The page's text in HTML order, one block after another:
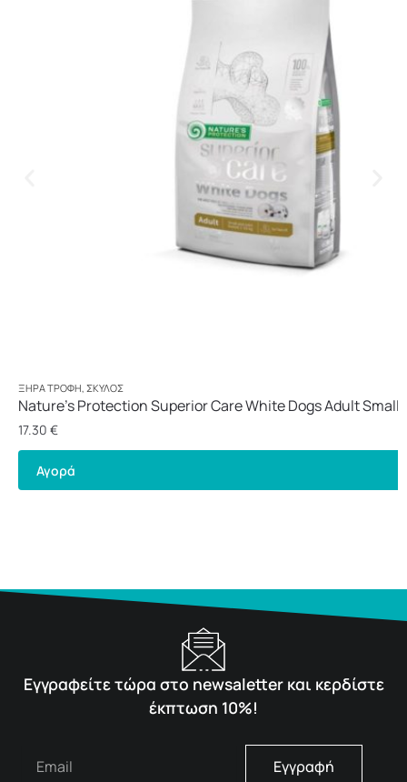
ΞΗΡΆ ΤΡΟΦΉ, ΣΚΎΛΟΣ
Nature’s Protection Superior Care White Dogs Adult Small
1,5kg
17.30 €
Αγορά
Εγγραφείτε τώρα στο newsaletter και κερδίστε
έκπτωση 10%!
Εγγραφή